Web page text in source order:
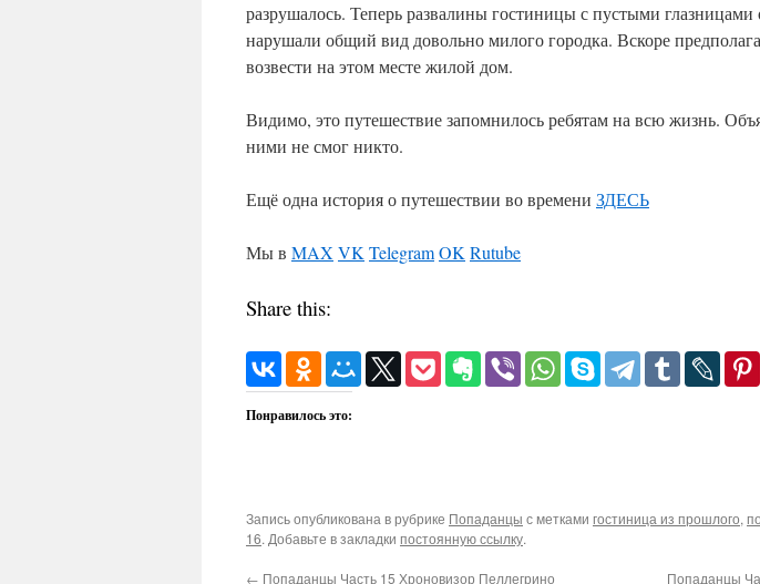
разрушалось. Теперь развалины гостиницы с пустыми глазницами
нарушали общий вид довольно милого городка. Вскоре
возвести на этом месте жилой дом.
Видимо, это путешествие запомнилось ребятам на всю жизнь.
ними не смог никто.
Ещё одна история о путешествии во времени ЗДЕСЬ
Мы в MAX VKTelegramOKRutube
Share this:
Понравилось это:
Запись опубликована в рубрике Попаданцы с метками гостиница из прошлого,
16. Добавьте в закладки постоянную ссылку.
← Попаданцы Часть 15 Хроновизор Пеллегрино Попаданцы